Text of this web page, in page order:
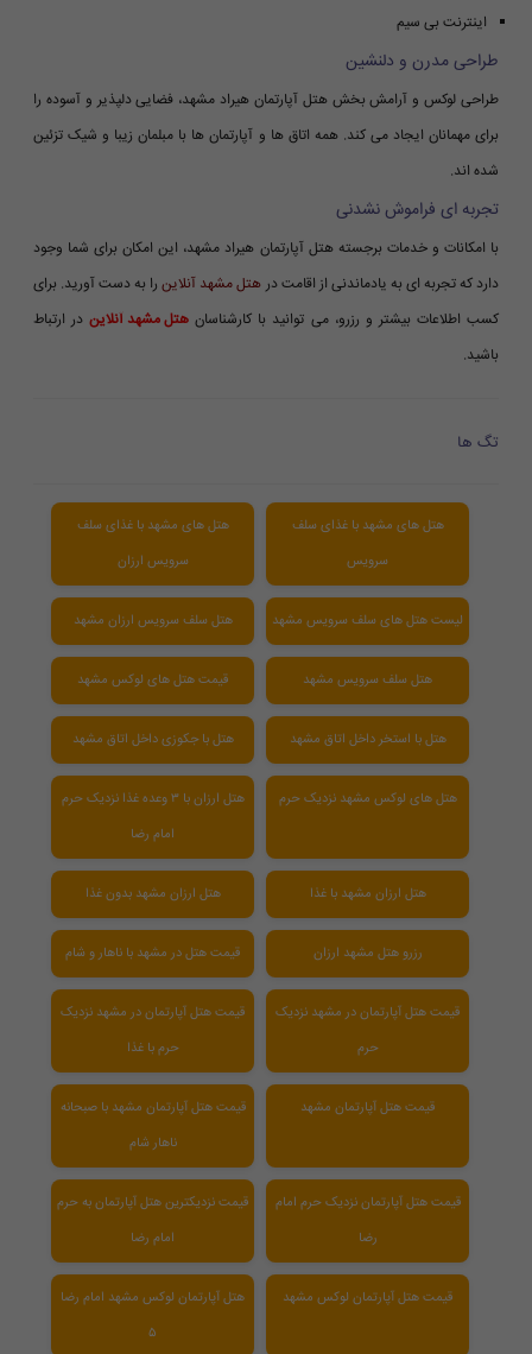
اینترنت بی سیم
طراحی مدرن و دلنشین
طراحی لوکس و آرامش بخش هتل آپارتمان هیراد مشهد، فضایی دلپذیر و آسوده را
برای مهمانان ایجاد می کند. همه اتاق ها و آپارتمان ها با مبلمان زیبا و شیک تزئین
شده اند.
تجربه ای فراموش نشدنی
با امکانات و خدمات برجسته هتل آپارتمان هیراد مشهد، این امکان برای شما وجود
دارد که تجربه ای به یادماندنی از اقامت درهتل مشهد آنلاین را به دست آورید. برای
کسب اطلاعات بیشتر و رزرو، می توانید با کارشناسان هتل مشهد آنلایندر ارتباط
باشید.
تگ ها
هتل های مشهد با غذای سلف
سرویس
هتل های مشهد با غذای سلف
سرویس ارزان
لیست هتل های سلف سرویس مشهد هتل سلف سرویس ارزان مشهد
هتل سلف سرویس مشهد قیمت هتل های لوکس مشهد
هتل با استخر داخل اتاق مشهد هتل با جکوزی داخل اتاق مشهد
هتل های لوکس مشهد نزدیک حرم
هتل ارزان با ۳ وعده غذا نزدیک حرم
امام رضا
هتل ارزان مشهد با غذا هتل ارزان مشهد بدون غذا
رزرو هتل مشهد ارزان قیمت هتل در مشهد با ناهار و شام
قیمت هتل آپارتمان در مشهد نزدیک
حرم
قیمت هتل آپارتمان در مشهد نزدیک
حرم با غذا
قیمت هتل آپارتمان مشهد
قیمت هتل آپارتمان مشهد با صبحانه
ناهار شام
قیمت هتل آپارتمان نزدیک حرم امام
رضا
قیمت نزدیکترین هتل آپارتمان به حرم
امام رضا
قیمت هتل آپارتمان لوکس مشهد
هتل آپارتمان لوکس مشهد امام رضا
۵